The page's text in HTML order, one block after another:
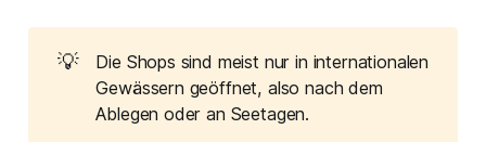
💡
Die Shops sind meist nur in internationalen
Gewässern geöffnet, also nach dem
Ablegen oder an Seetagen.